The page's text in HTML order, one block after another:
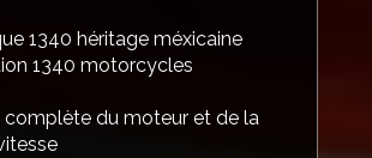
1340 héritage méxicaine
1340 motorcycles
complète du moteur et de la